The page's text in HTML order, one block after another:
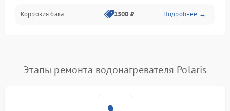
Коррозия бака 1500 ₽ Подробнее →
Этапы ремонта водонагревателя Polaris